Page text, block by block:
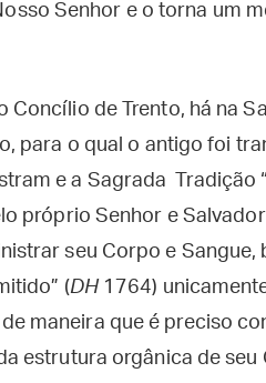
Senhor e o torna um
Concílio de Trento, há na
para o qual o antigo foi
e a Sagrada Tradição
próprio Senhor e
seu Corpo e
(DH1764)
maneira que é preciso
estrutura orgânica de seu